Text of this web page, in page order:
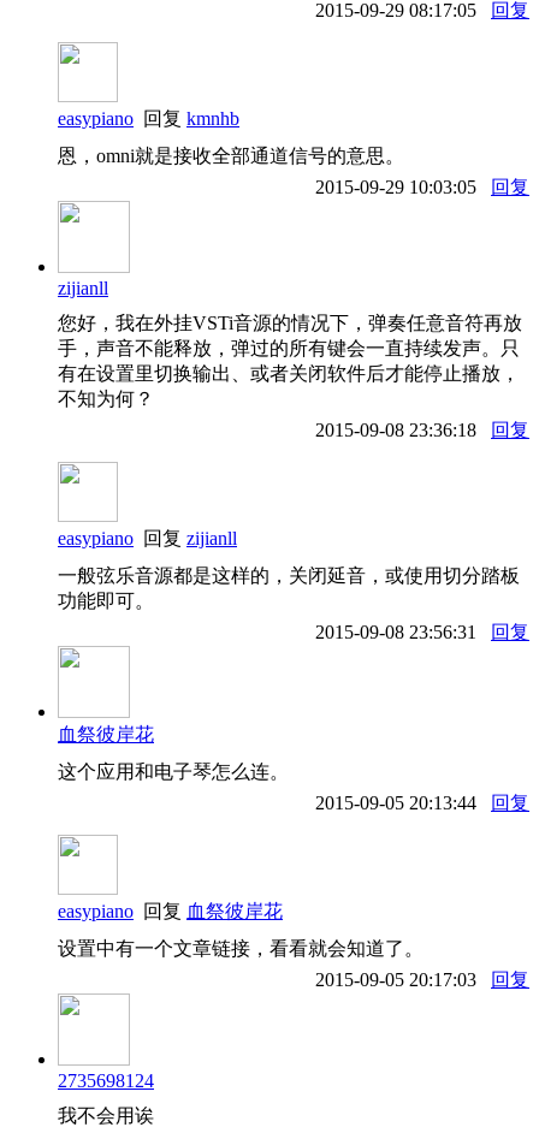
2015-09-29 08:17:05 回复
easypiano 回复 kmnhb
恩，omni就是接收全部通道信号的意思。
2015-09-29 10:03:05
回复
zijianll
您好，我在外挂VSTi音源的情况下，弹奏任意音符再放
手，声音不能释放，弹过的所有键会一直持续发声。只
有在设置里切换输出、或者关闭软件后才能停止播放，
不知为何？
2015-09-08 23:36:18
回复
easypiano 回复 zijianll
一般弦乐音源都是这样的，关闭延音，或使用切分踏板
功能即可。
2015-09-08 23:56:31
回复
血祭彼岸花
这个应用和电子琴怎么连。
2015-09-05 20:13:44
回复
easypiano 回复 血祭彼岸花
设置中有一个文章链接，看看就会知道了。
2015-09-05 20:17:03
回复
2735698124
我不会用诶